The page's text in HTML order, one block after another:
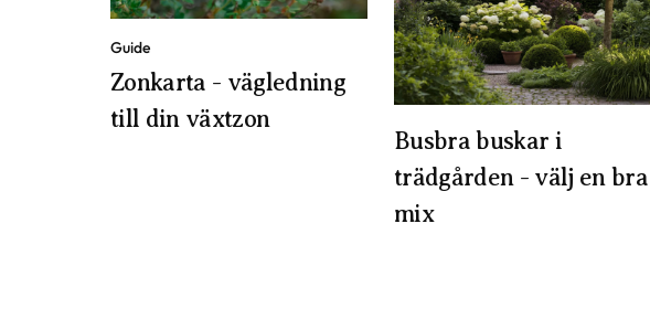
Guide
Zonkarta - vägledning
till din växtzon
Busbra buskar i
trädgården - välj en bra
mix